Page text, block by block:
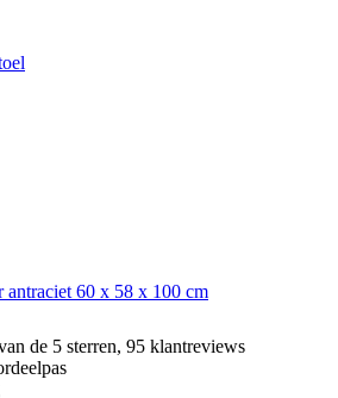
antraciet 60 x 58 x 100 cm
de 5 sterren, 95 klantreviews